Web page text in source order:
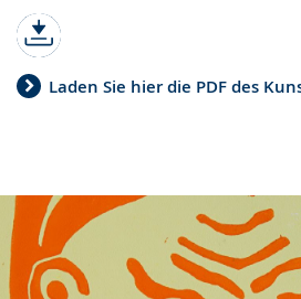
Laden Sie hier die PDF des